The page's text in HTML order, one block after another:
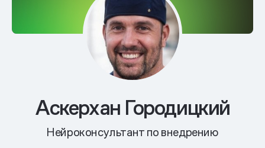
Аскерхан Городицкий
Нейроконсультант по внедрению